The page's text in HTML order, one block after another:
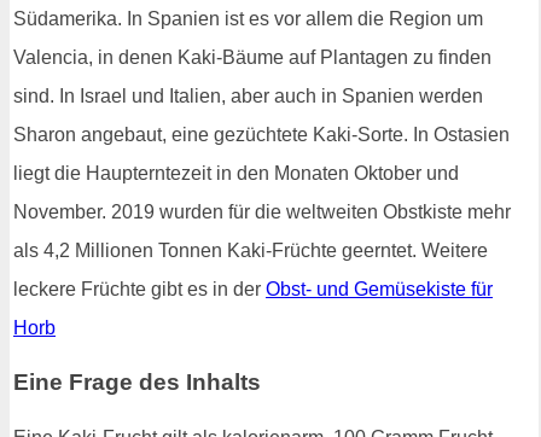
Südamerika. In Spanien ist es vor allem die Region um
Valencia, in denen Kaki-Bäume auf Plantagen zu finden
sind. In Israel und Italien, aber auch in Spanien werden
Sharon angebaut, eine gezüchtete Kaki-Sorte. In Ostasien
liegt die Haupterntezeit in den Monaten Oktober und
November. 2019 wurden für die weltweiten Obstkiste mehr
als 4,2 Millionen Tonnen Kaki-Früchte geerntet. Weitere
leckere Früchte gibt es in der Obst- und Gemüsekiste für
Horb
Eine Frage des Inhalts